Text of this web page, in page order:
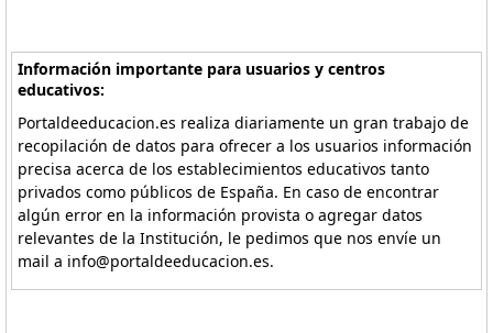
Información importante para usuarios y centros
educativos:
Portaldeeducacion.es realiza diariamente un gran trabajo de
recopilación de datos para ofrecer a los usuarios información
precisa acerca de los establecimientos educativos tanto
privados como públicos de España. En caso de encontrar
algún error en la información provista o agregar datos
relevantes de la Institución, le pedimos que nos envíe un
mail a info@portaldeeducacion.es.